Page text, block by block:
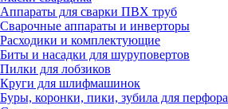
Аппараты для сварки ПВХ труб
Сварочные аппараты и инверторы
Расходики и комплектующие
Биты и насадки для шуруповертов
Пилки для лобзиков
Круги для шлифмашинок
Буры, коронки, пики, зубила для